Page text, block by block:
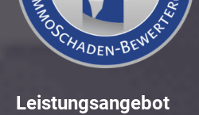
Leistungsangebot